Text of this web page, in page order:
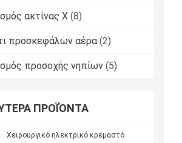
ακτίνας X (8)
προσκεφάλων αέρα (2)
προσοχής νηπίων (5)
ΠΡΟΪΌΝΤΑ
Χειρουργικό ηλεκτρικό κρεμαστό